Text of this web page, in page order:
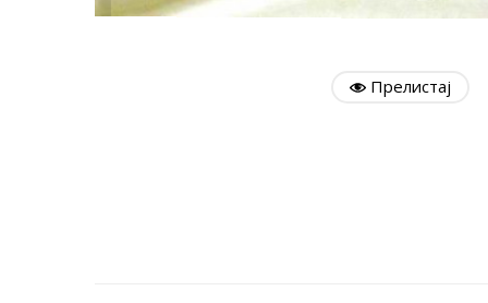
Прелистај